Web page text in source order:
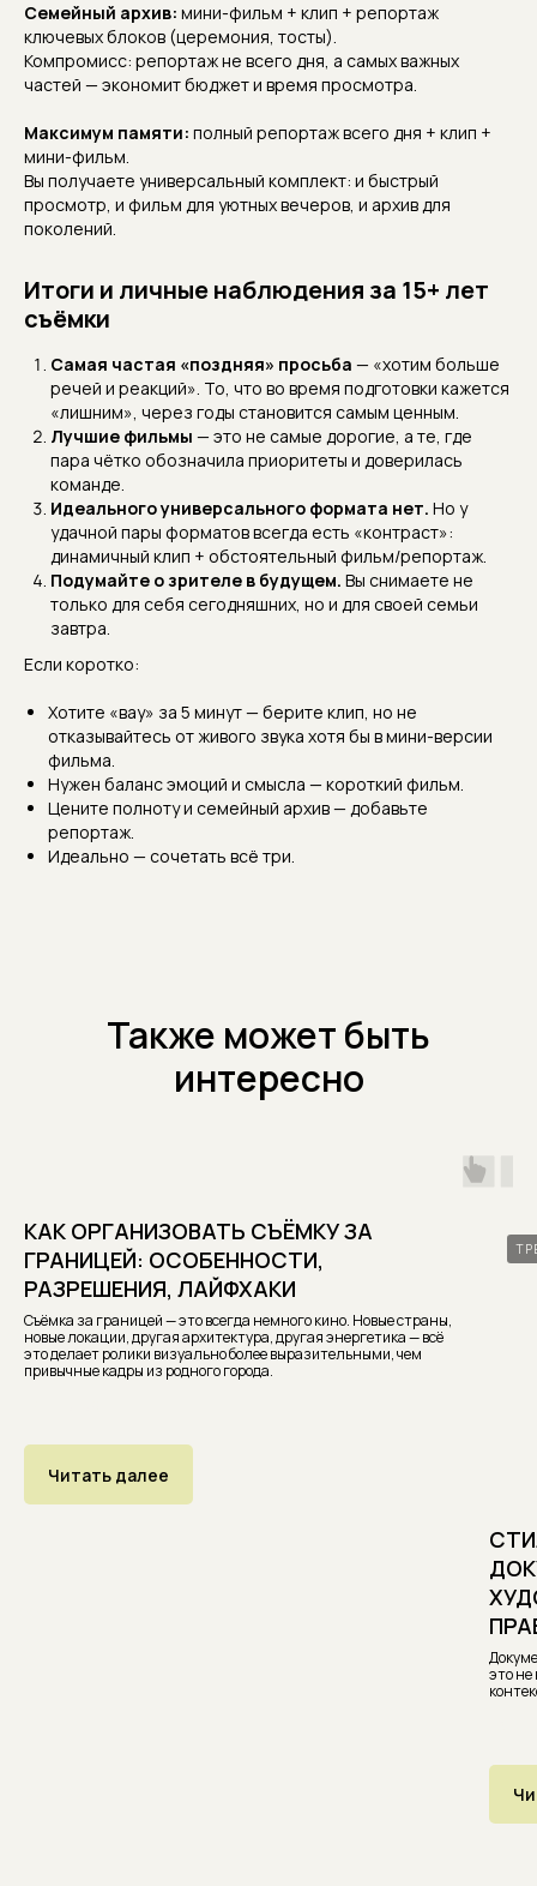
Семейный архив: мини-фильм + клип + репортаж
ключевых блоков (церемония, тосты).
Компромисс: репортаж не всего дня, а самых важных
частей — экономит бюджет и время просмотра.
Максимум памяти: полный репортаж всего дня + клип +
мини-фильм.
Вы получаете универсальный комплект: и быстрый
просмотр, и фильм для уютных вечеров, и архив для
поколений.
Итоги и личные наблюдения за 15+ лет
съёмки
Самая частая «поздняя» просьба — «хотим больше
речей и реакций». То, что во время подготовки кажется
«лишним», через годы становится самым ценным.
Лучшие фильмы — это не самые дорогие, а те, где
пара чётко обозначила приоритеты и доверилась
команде.
Идеального универсального формата нет. Но у
удачной пары форматов всегда есть «контраст»:
динамичный клип + обстоятельный фильм/репортаж.
Подумайте о зрителе в будущем. Вы снимаете не
только для себя сегодняшних, но и для своей семьи
завтра.
Если коротко:
Хотите «вау» за 5 минут — берите клип, но не
отказывайтесь от живого звука хотя бы в мини-версии
фильма.
Нужен баланс эмоций и смысла — короткий фильм.
Цените полноту и семейный архив — добавьте
репортаж.
Идеально — сочетать всё три.
Также может быть
интересно
КАК ОРГАНИЗОВАТЬ СЪЁМКУ ЗА
ГРАНИЦЕЙ: ОСОБЕННОСТИ,
РАЗРЕШЕНИЯ, ЛАЙФХАКИ
Съёмка за границей — это всегда немного кино. Новые страны,
новые локации, другая архитектура, другая энергетика — всё
это делает ролики визуально более выразительными, чем
привычные кадры из родного города.
Читать далее
это не